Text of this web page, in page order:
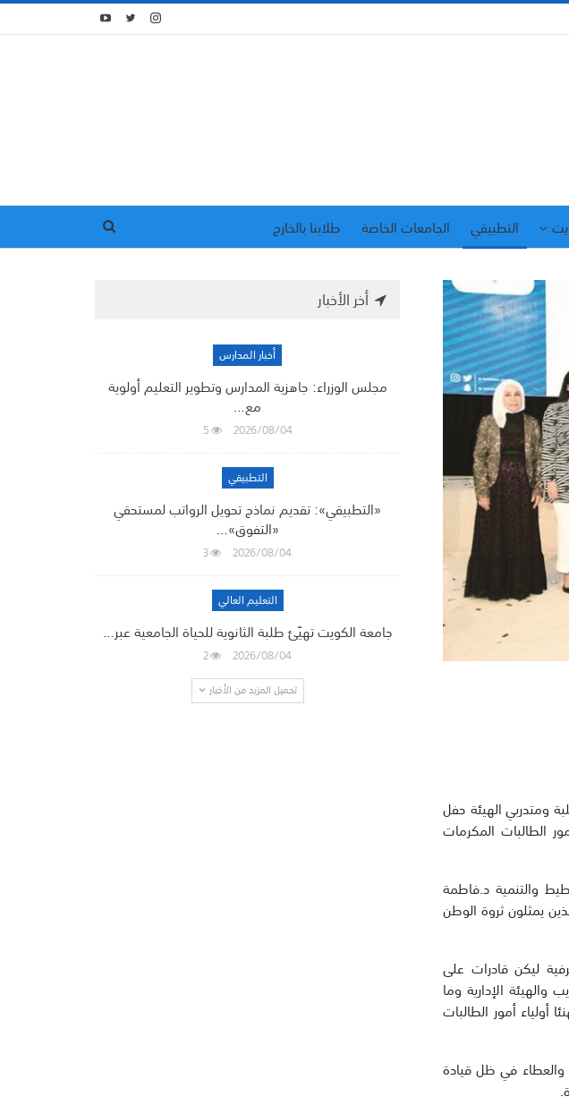
التطبيقي الجامعات الخاصة
طلابنا بالخارج
ومتدربي الهيئة حفل
الطالبات المكرمات
والتنمية د.فاطمة
يمثلون ثروة الوطن
ليكن قادرات على
والهيئة الإدارية وما
أمور الطالبات
والعطاء في ظل قيادة
أخر الأخبار
أخبار المدارس
مجلس الوزراء: جاهزية المدارس وتطوير التعليم أولوية
مع…
2026/08/04
5
التطبيقي
«التطبيقي»: تقديم نماذج تحويل الرواتب لمستحقي
«التفوق»…
2026/08/04
3
التعليم العالي
جامعة الكويت تهيّئ طلبة الثانوية للحياة الجامعية عبر…
2026/08/04
2
تحميل المزيد من الأخبار